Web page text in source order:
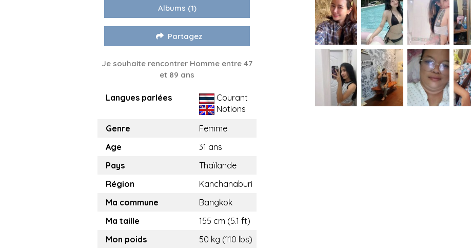
Albums (1)
Partagez
Je souhaite rencontrer Homme entre 47
et 89 ans
Langues parlées
Courant
Notions
Genre
Femme
Age
31 ans
Pays
Thaïlande
Région
Kanchanaburi
Ma commune
Bangkok
Ma taille
155 cm (5.1 ft)
Mon poids
50 kg (110 lbs)